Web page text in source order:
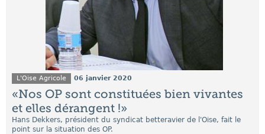
L'Oise Agricole 06 janvier 2020
«Nos OP sont constituées bien vivantes
et elles dérangent !»
Hans Dekkers, président du syndicat betteravier de l'Oise, fait le
point sur la situation des OP.